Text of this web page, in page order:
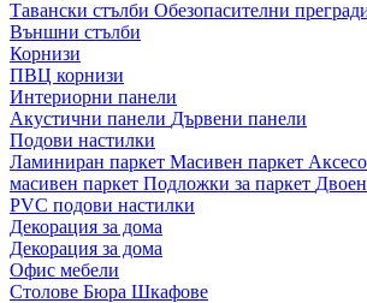
Тавански стълби Обезопасителни
Външни стълби
Корнизи
ПВЦ корнизи
Интериорни панели
Акустични панели Дървени панели
Подови настилки
Ламиниран паркет Масивен паркет
масивен паркет Подложки за паркет
PVC подови настилки
Декорация за дома
Декорация за дома
Офис мебели
Столове Бюра Шкафове